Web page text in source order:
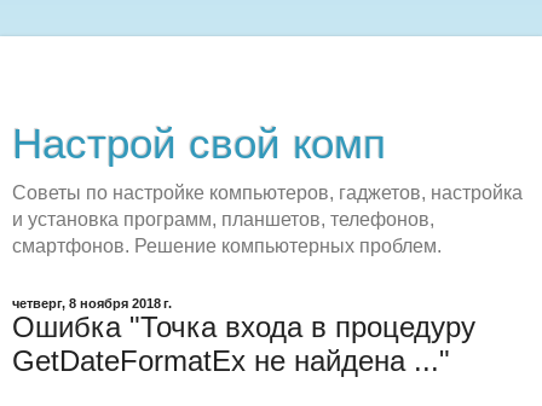
Настрой свой комп
Советы по настройке компьютеров, гаджетов, настройка
и установка программ, планшетов, телефонов,
смартфонов. Решение компьютерных проблем.
четверг, 8 ноября 2018 г.
Ошибка "Точка входа в процедуру
GetDateFormatEx не найдена ..."